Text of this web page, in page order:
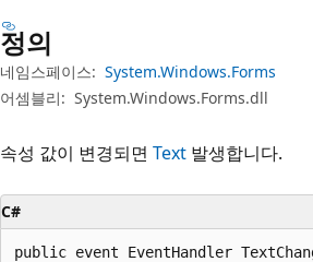
정의
네임스페이스: System.Windows.Forms
어셈블리: System.Windows.Forms.dll
속성 값이 변경되면 Text 발생합니다.
C#
public event EventHandler